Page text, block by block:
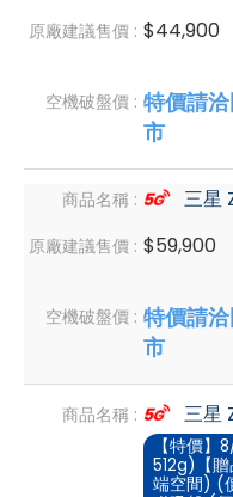
原廠建議售價 : $44,900
空機破盤價 : 特價請
市
商品名稱 : 三星
原廠建議售價 : $59,900
空機破盤價 : 特價請洽
市
商品名稱 : 三星
【特價
512g)【
端空間) (